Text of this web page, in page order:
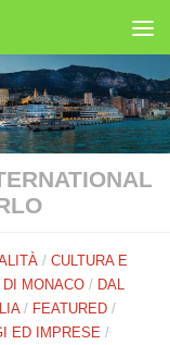
/ CULTURA E
DI MONACO / DAL
/ FEATURED /
ED IMPRESE /